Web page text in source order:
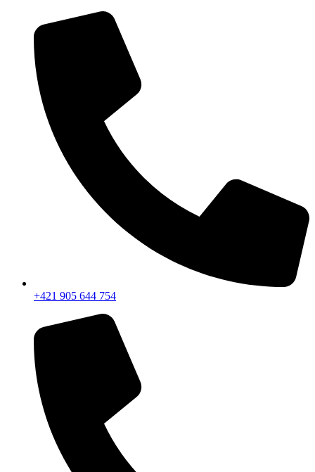
+421 905 644 754